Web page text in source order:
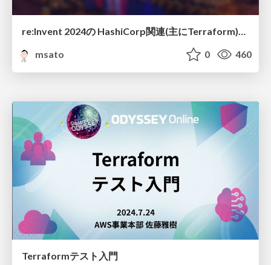
msato
0 460
Terraformテスト入門